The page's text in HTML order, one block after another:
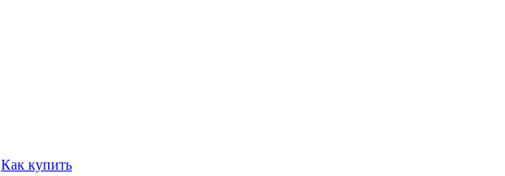
Как купить